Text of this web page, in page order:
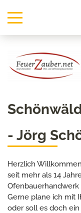
- Jörg
Herzlich
seit mehr als 14
Ofenbauerhandwerk
Gerne plane ich mit
oder soll es doch